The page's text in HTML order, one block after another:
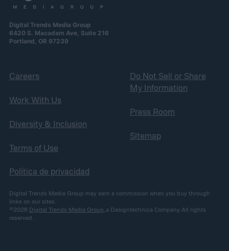
Digital Trends Media Group
6420 S. Macadam Ave, Suite 216
Portland, OR 97239
Careers
Work With Us
Diversity & Inclusion
Terms of Use
Política de privacidad
Do Not Sell or Share
My Information
Press Room
Sitemap
Digital Trends Media Group may earn a commission when you buy through
links on our sites.
©2026 Digital Trends Media Group, a Designtechnica Company. All rights
reserved.